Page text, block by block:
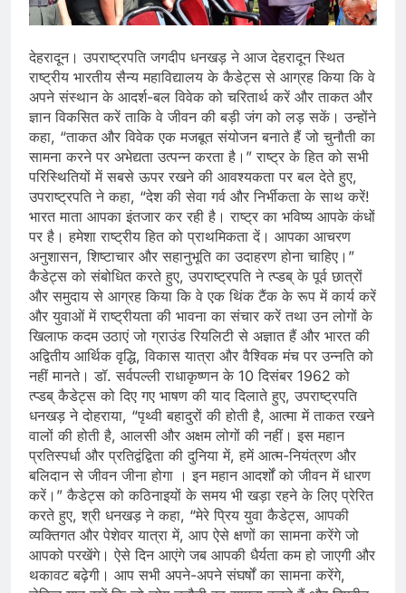
देहरादून। उपराष्ट्रपति जगदीप धनखड़ ने आज देहरादून स्थित
राष्ट्रीय भारतीय सैन्य महाविद्यालय के कैडेट्स से आग्रह किया कि वे
अपने संस्थान के आदर्श-बल विवेक को चरितार्थ करें और ताकत और
ज्ञान विकसित करें ताकि वे जीवन की बड़ी जंग को लड़ सकें। उन्होंने
कहा, “ताकत और विवेक एक मजबूत संयोजन बनाते हैं जो चुनौती का
सामना करने पर अभेद्यता उत्पन्न करता है।” राष्ट्र के हित को सभी
परिस्थितियों में सबसे ऊपर रखने की आवश्यकता पर बल देते हुए,
उपराष्ट्रपति ने कहा, “देश की सेवा गर्व और निर्भीकता के साथ करें!
भारत माता आपका इंतजार कर रही है। राष्ट्र का भविष्य आपके कंधों
पर है। हमेशा राष्ट्रीय हित को प्राथमिकता दें। आपका आचरण
अनुशासन, शिष्टाचार और सहानुभूति का उदाहरण होना चाहिए।”
कैडेट्स को संबोधित करते हुए, उपराष्ट्रपति ने त्प्डब् के पूर्व छात्रों
और समुदाय से आग्रह किया कि वे एक थिंक टैंक के रूप में कार्य करें
और युवाओं में राष्ट्रीयता की भावना का संचार करें तथा उन लोगों के
खिलाफ कदम उठाएं जो ग्राउंड रियलिटी से अज्ञात हैं और भारत की
अद्वितीय आर्थिक वृद्धि, विकास यात्रा और वैश्विक मंच पर उन्नति को
नहीं मानते। डॉ. सर्वपल्ली राधाकृष्णन के 10 दिसंबर 1962 को
त्प्डब् कैडेट्स को दिए गए भाषण की याद दिलाते हुए, उपराष्ट्रपति
धनखड़ ने दोहराया, “पृथ्वी बहादुरों की होती है, आत्मा में ताकत रखने
वालों की होती है, आलसी और अक्षम लोगों की नहीं। इस महान
प्रतिस्पर्धा और प्रतिद्वंद्विता की दुनिया में, हमें आत्म-नियंत्रण और
बलिदान से जीवन जीना होगा । इन महान आदर्शों को जीवन में धारण
करें।” कैडेट्स को कठिनाइयों के समय भी खड़ा रहने के लिए प्रेरित
करते हुए, श्री धनखड़ ने कहा, “मेरे प्रिय युवा कैडेट्स, आपकी
व्यक्तिगत और पेशेवर यात्रा में, आप ऐसे क्षणों का सामना करेंगे जो
आपको परखेंगे। ऐसे दिन आएंगे जब आपकी धैर्यता कम हो जाएगी और
थकावट बढ़ेगी। आप सभी अपने-अपने संघर्षों का सामना करेंगे,